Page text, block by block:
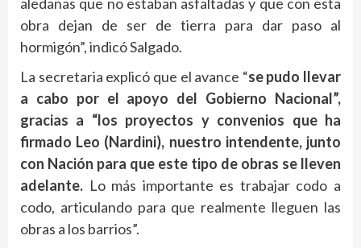
obra dejan de ser de tierra para dar paso al
hormigón”, indicó Salgado.
La secretaria explicó que el avance “se pudo llevar
a cabo por el apoyo del Gobierno Nacional”,
gracias a “los proyectos y convenios que ha
firmado Leo (Nardini), nuestro intendente, junto
con Nación para que este tipo de obras se lleven
adelante. Lo más importante es trabajar codo a
codo, articulando para que realmente lleguen las
obras a los barrios”.